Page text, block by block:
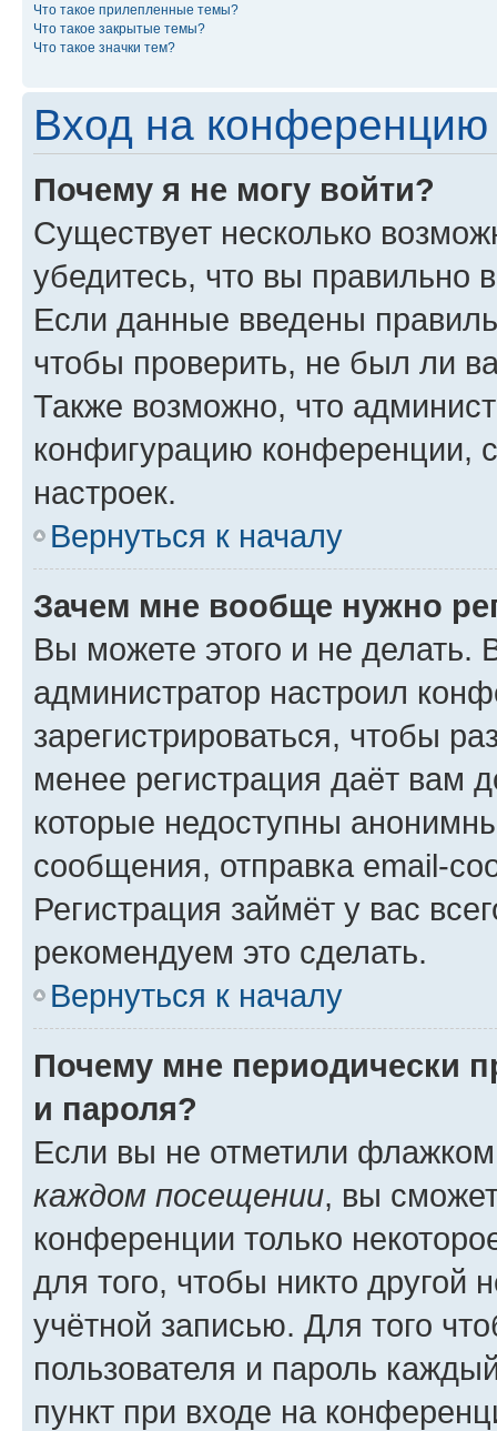
Что такое прилепленные темы?
Что такое закрытые темы?
Что такое значки тем?
Вход на конференцию
Почему я не могу войти?
Существует несколько
убедитесь, что вы правильно
Если данные введены
чтобы проверить, не был ли
Также возможно, что
конфигурацию конференции,
настроек.
Вернуться к началу
Зачем мне вообще нужно
Вы можете этого и не делать.
администратор настроил
зарегистрироваться, чтобы
менее регистрация даёт вам
которые недоступны
сообщения, отправка email-
Регистрация займёт у вас
рекомендуем это сделать.
Вернуться к началу
Почему мне периодически
и пароля?
Если вы не отметили
каждом посещении, вы
конференции только
для того, чтобы никто другой
учётной записью. Для того
пользователя и пароль
пункт при входе на